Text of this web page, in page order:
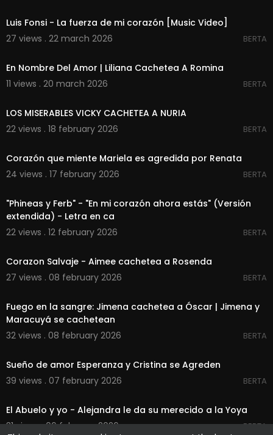
Luis Fonsi - La fuerza de mi corazón [Music Video]
27 views . 22 march 2026
BERTA
En Nombre Del Amor | Liliana Cachetea A Romina
11 views . 20 march 2026
BERTA
LOS MISERABLES VICKY CACHETEA A NURIA
22 views . 18 february 2026
BERTA
Corazón que miente Mariela es agredida por Renata
24 views . 17 february 2026
BERTA
"Phineas y Ferb" - "En mi corazón ahora estás" (Versión
extendida) - Letra en ca
22 views . 12 february 2026
BERTA
Corazon Salvaje - Aimee cachetea a Rosenda
27 views . 08 february 2026
BERTA
Fuego en la sangre: Jimena cachetea a Óscar | Jimena y
Maracuyá se cachetean
32 views . 08 february 2026
BERTA
Sueño de amor Esperanza y Cristina se Agreden
39 views . 07 february 2026
BERTA
El Abuelo y yo - Alejandra le da su merecido a la Yoya
31 views . 06 february 2026
BERTA